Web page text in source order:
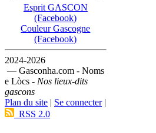
Esprit GASCON
(Facebook)
Couleur Gascogne
(Facebook)
2024-2026
— Gasconha.com - Noms
e Lòcs - Nos lieux-dits
gascons
Plan du site | Se connecter|
RSS 2.0